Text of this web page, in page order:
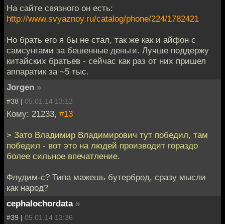
На сайте связного он есть:
http://www.svyaznoy.ru/catalog/phone/224/1782421
Но брать его я бы не стал, так же как и айфон с
самсунгами за бешенные деньги. Лучше поддержу
китайских братьев - сейчас как раз от них пришел
аппаратик за ~5 тыс.
Jorgen »
#38 | 05.01.14 13:12
Кому: 21233, #13
> Зато Владимир Владимирович тут победил, там
победил - вот это на людей производит гораздо
более сильное впечатление.
Флудим-с? Типа мажешь бутерброд, сразу мысли
как народ?
cephalochordata »
#39 | 05.01.14 13:36